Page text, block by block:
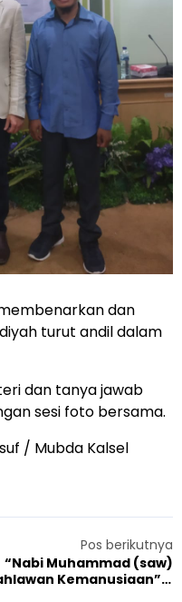
dan
turut andil dalam
dan tanya jawab
sesi foto bersama.
/ Mubda Kalsel
Pos berikutnya
“Nabi Muhammad (saw)
Kemanusiaan” –